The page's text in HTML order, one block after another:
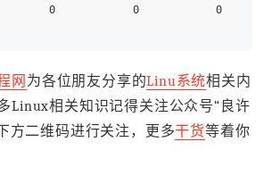
网 为各位朋友分享的Linu系统相关内
Linux相关知识记得关注公众号“良许
方二维码进行关注，更多干货等着你